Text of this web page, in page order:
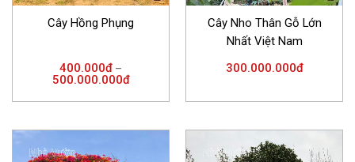
Cây Hồng Phụng
400.000đ –
500.000.000đ
Cây Nho Thân Gỗ Lớn
Nhất Việt Nam
300.000.000đ